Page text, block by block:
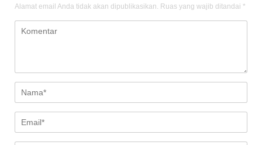
Alamat email Anda tidak akan dipublikasikan. Ruas yang wajib ditandai *